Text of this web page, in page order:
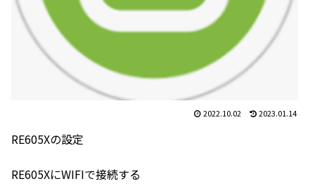
2022.10.02 2023.01.14
RE605Xの設定
RE605XにWIFIで接続する